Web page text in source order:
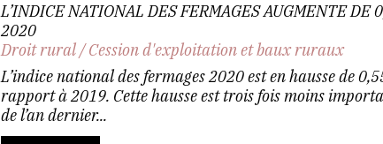
L’INDICE NATIONAL DES FERMAGES AUGMENTE DE
2020
Droit rural/Cession d'exploitation et baux ruraux
L’indice national des fermages 2020 est en hausse de
rapport à 2019. Cette hausse est trois fois moins
de l’an dernier...